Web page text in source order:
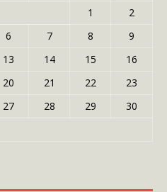
1
2
6 7 8
9
13 14 15
16
20 21 22
23
27 28 29
30